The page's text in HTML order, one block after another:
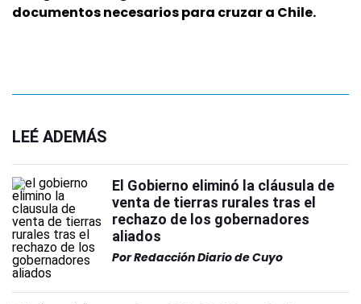
documentos necesarios para cruzar a Chile.
LEÉ ADEMÁS
El Gobierno eliminó la cláusula de
venta de tierras rurales tras el
rechazo de los gobernadores
aliados
PorRedacción Diario de Cuyo